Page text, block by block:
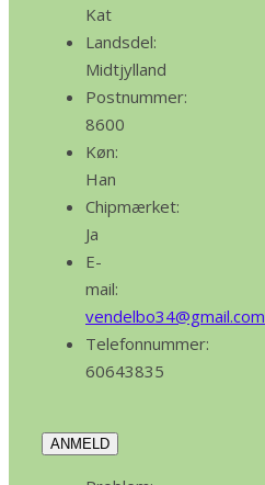
Kat
Landsdel:
Midtjylland
Postnummer:
8600
Køn:
Han
Chipmærket:
Ja
E-
mail:
vendelbo34@gmail.com
Telefonnummer:
60643835
ANMELD